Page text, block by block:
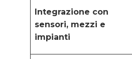
Integrazione con
sensori, mezzi e
impianti